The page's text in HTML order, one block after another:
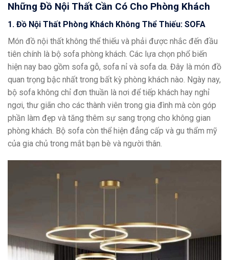
Những Đồ Nội Thất Cần Có Cho Phòng Khách
1. Đồ Nội Thất Phòng Khách Không Thể Thiếu: SOFA
Món đồ nội thất không thể thiếu và phải được nhắc đến đầu
tiên chính là bộ sofa phòng khách. Các lựa chọn phổ biến
hiện nay bao gồm sofa gỗ, sofa nỉ và sofa da. Đây là món đồ
quan trọng bậc nhất trong bất kỳ phòng khách nào. Ngày nay,
bộ sofa không chỉ đơn thuần là nơi để tiếp khách hay nghỉ
ngơi, thư giãn cho các thành viên trong gia đình mà còn góp
phần làm đẹp và tăng thêm sự sang trọng cho không gian
phòng khách. Bộ sofa còn thể hiện đẳng cấp và gu thẩm mỹ
của gia chủ trong mắt bạn bè và người thân.